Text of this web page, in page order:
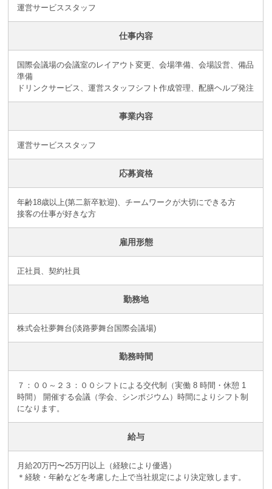
運営サービススタッフ
仕事内容
国際会議場の会議室のレイアウト変更、会場準備、会場設営、備品
準備
ドリンクサービス、運営スタッフシフト作成管理、配膳ヘルプ発注
事業内容
運営サービススタッフ
応募資格
年齢18歳以上(第二新卒歓迎)、チームワークが大切にできる方
接客の仕事が好きな方
雇用形態
正社員、契約社員
勤務地
株式会社夢舞台(淡路夢舞台国際会議場)
勤務時間
７：００～２３：００シフトによる交代制（実働 8 時間・休憩 1
時間） 開催する会議（学会、シンポジウム）時間によりシフト制
になります。
給与
月給20万円〜25万円以上（経験により優遇）
＊経験・年齢などを考慮した上で当社規定により決定致します。